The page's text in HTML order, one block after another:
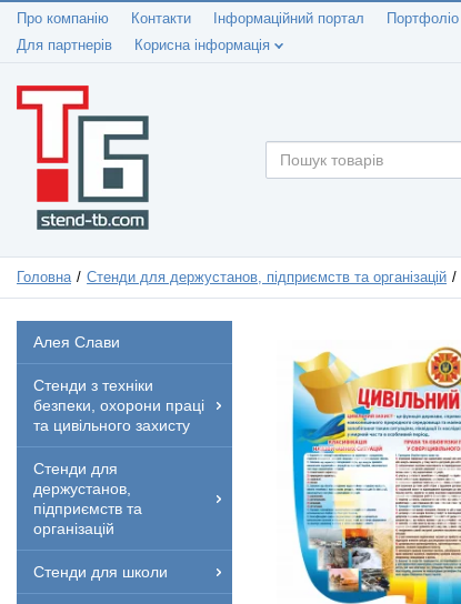
Про компанію Контакти Інформаційний портал Портфоліо
Для партнерів
Корисна інформація
Головна Стенди для держустанов, підприємств та організацій
Алея Слави
Стенди з техніки
безпеки, охорони праці
та цивільного захисту
Стенди для
держустанов,
підприємств та
організацій
Стенди для школи